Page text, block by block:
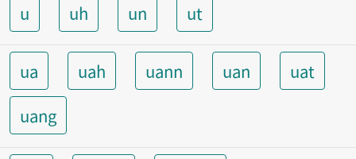
u uh un ut
ua uah uann uan
uat
uang